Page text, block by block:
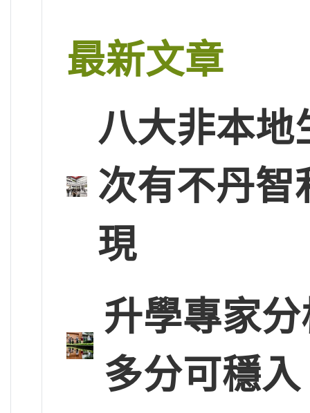
最新文章
八大非本地
次有不丹智
現
升學專家
多分可穩